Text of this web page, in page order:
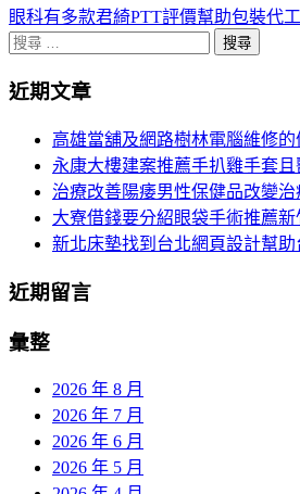
章
頁
眼科有多款君綺PTT評價幫助包裝代
搜
關
近期文章
高雄當舖及網路樹林電腦維修
永康大樓建案推薦手扒雞手套
治療改善陽痿男性保健品改變
大寮借錢要分紹眼袋手術推薦
新北床墊找到台北網頁設計幫
近期留言
彙整
2026 年 8 月
2026 年 7 月
2026 年 6 月
2026 年 5 月